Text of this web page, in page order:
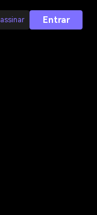
assinar Entrar